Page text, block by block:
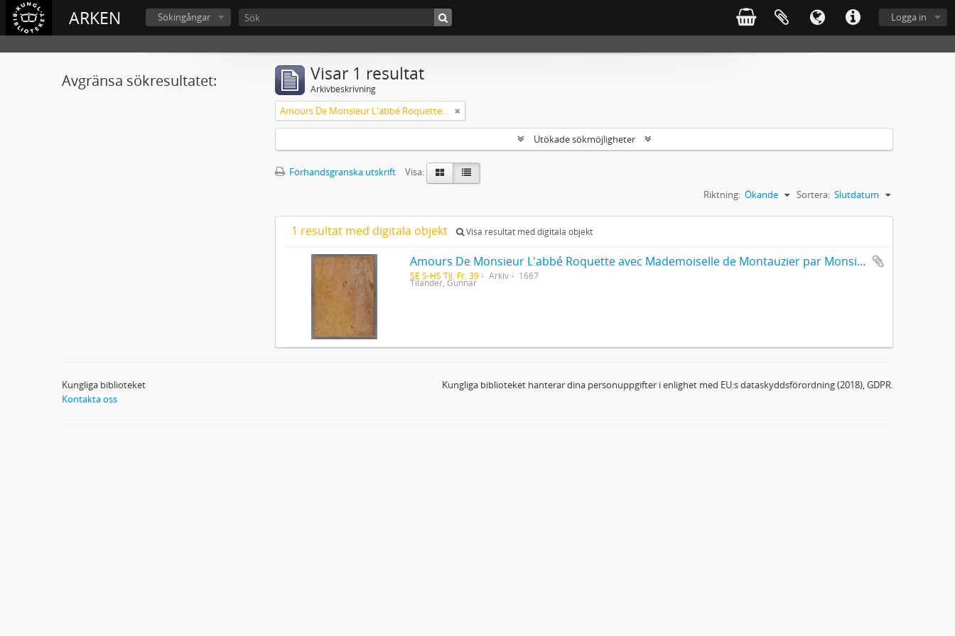
ARKEN Logga in
Sökingångar
Avgränsa sökresultatet: Visar 1 resultat
Arkivbeskrivning
Amours De Monsieur L'abbé Roquette avec Mademoiselle de Montauzier par Monsieur L'abbé Le Camus 1667
Utökade sökmöjligheter
Förhandsgranska utskrift
Visa:
Sortera: Slutdatum
Riktning: Ökande
1 resultat med digitala objekt Visa resultat med digitala objekt
Amours De Monsieur L'abbé Roquette avec Mademoiselle de Montauzier par Monsieur L'abbé Le Camus 1667
SE S-HS Til. Fr. 39 Arkiv 1667
Tilander, Gunnar
Kungliga biblioteket
Kontakta oss
Kungliga biblioteket hanterar dina personuppgifter i enlighet med EU:s dataskyddsförordning (2018), GDPR.